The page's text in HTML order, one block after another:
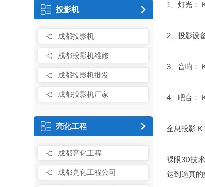
投影机
成都投影机
成都投影机维修
成都投影机批发
成都投影机厂家
亮化工程
成都亮化工程
成都亮化工程公司
1、灯光：
2、投影设
3、音响：
4、吧台：
全息投影
裸眼3D技
达到逼真的